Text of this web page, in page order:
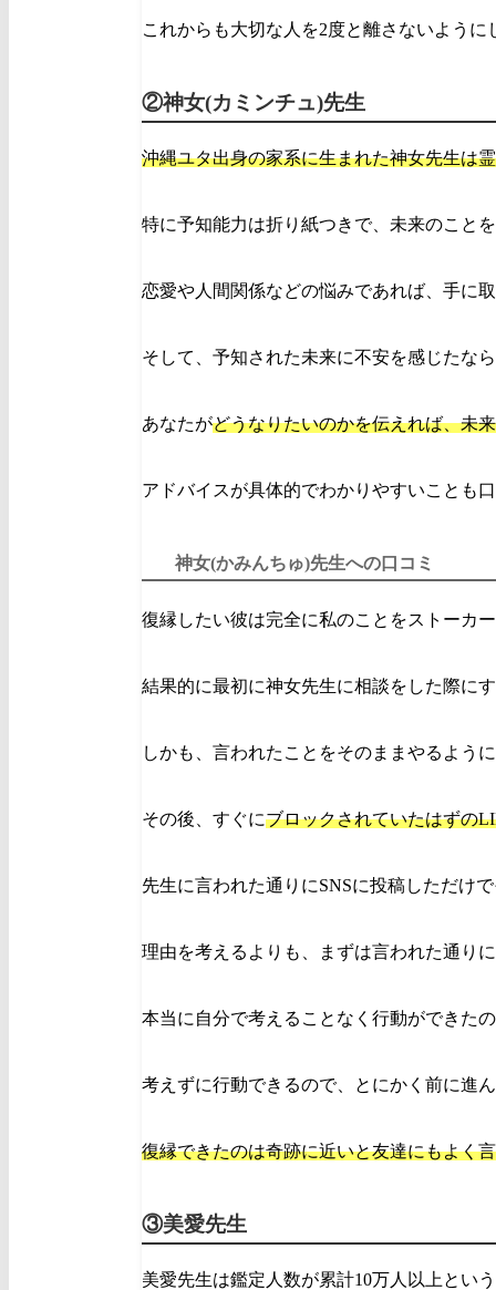
これからも大切な人を2度と離さないように
②神女(カミンチュ)先生
沖縄ユタ出身の家系に生まれた神女先生は
特に予知能力は折り紙つきで、未来のこと
恋愛や人間関係などの悩みであれば、手に
そして、予知された未来に不安を感じたな
あなたがどうなりたいのかを伝えれば、未
アドバイスが具体的でわかりやすいことも
神女(かみんちゅ)先生への口コミ
復縁したい彼は完全に私のことをストーカ
結果的に最初に神女先生に相談をした際に
しかも、言われたことをそのままやるよう
その後、すぐにブロックされていたはずの
先生に言われた通りにSNSに投稿しただけ
理由を考えるよりも、まずは言われた通り
本当に自分で考えることなく行動ができた
考えずに行動できるので、とにかく前に進
復縁できたのは奇跡に近いと友達にもよく
③美愛先生
美愛先生は鑑定人数が累計10万人以上とい